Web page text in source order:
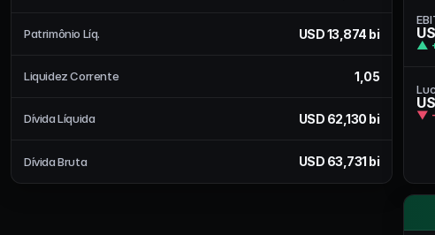
Patrimônio Líq. USD 13,874 bi
Liquidez Corrente 1,05
Dívida Líquida USD 62,130 bi
Dívida Bruta USD 63,731 bi
▲
▼